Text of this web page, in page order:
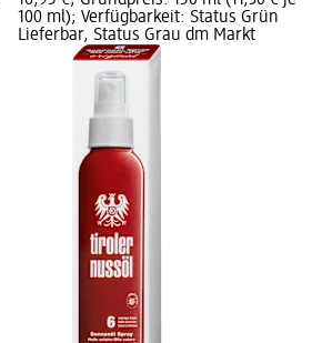
100 ml); Verfügbarkeit: Status Grün
Lieferbar, Status Grau dm Markt